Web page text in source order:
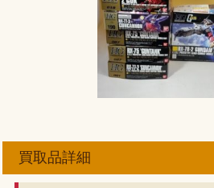
買取品詳細